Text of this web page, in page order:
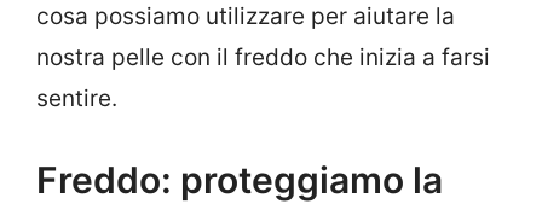
cosa possiamo utilizzare per aiutare la
nostra pelle con il freddo che inizia a farsi
sentire.
Freddo: proteggiamo la